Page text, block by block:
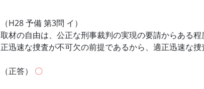
（H28 予備 第3問 イ）
取材の自由は、公正な刑事裁判の実現の要請からある
正迅速な捜査が不可欠の前提であるから、適正迅速な
（正答） 〇